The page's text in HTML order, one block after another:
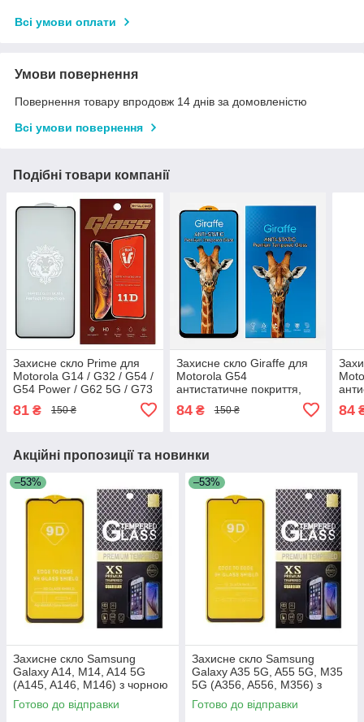
Всі умови оплати
Умови повернення
Повернення товару впродовж 14 днів за домовленістю
Всі умови повернення
Подібні товари компанії
Захисне скло Prime для
Motorola G14 / G32 / G54 /
G54 Power / G62 5G / G73
81 ₴ 150 ₴
Захисне скло Giraffe для
Motorola G54
антистатичне покриття,
рамкою
84₴ 150 ₴ 84
Акційні пропозиції та новинки
–53%
Захисне скло Samsung
Galaxy A14, M14, A14 5G
(A145, A146, M146) з чорною
рамкою
Готово до відправки
–53%
Захисне скло Samsung
Galaxy A35 5G, A55 5G, M35
5G (A356, A556, M356) з
чорною рамкою
Готово до відправки